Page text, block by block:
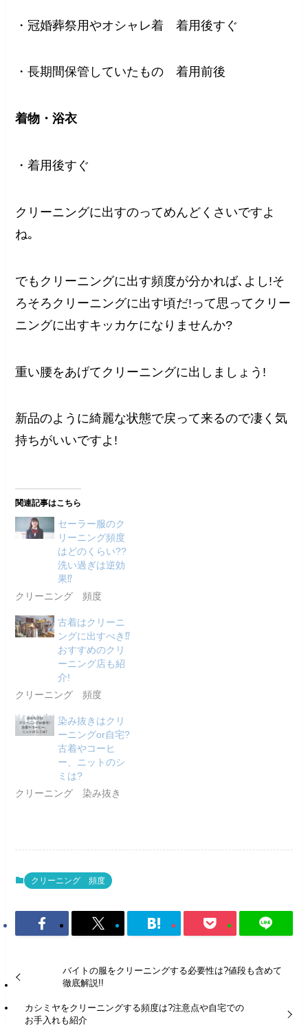
・冠婚葬祭用やオシャレ着 着用後すぐ
・長期間保管していたもの 着用前後
着物・浴衣
・着用後すぐ
クリーニングに出すのってめんどくさいですよ
ね｡
でもクリーニングに出す頻度が分かれば､よし!そ
ろそろクリーニングに出す頃だ!って思ってクリー
ニングに出すキッカケになりませんか?
重い腰をあげてクリーニングに出しましょう!
新品のように綺麗な状態で戻って来るので凄く気
持ちがいいですよ!
関連記事はこちら
セーラー服のク
リーニング頻度
はどのくらい??
洗い過ぎは逆効
果⁉︎
クリーニング 頻度
古着はクリーニ
ングに出すべき⁉
おすすめのクリ
ーニング店も紹
介!
クリーニング 頻度
染み抜きはクリ
ーニングor自宅?
古着やコーヒ
ー、ニットのシ
ミは?
クリーニング 染み抜き
クリーニング 頻度
バイトの服をクリーニングする必要性は?値段も含めて
徹底解説!!
カシミヤをクリーニングする頻度は?注意点や自宅での
お手入れも紹介